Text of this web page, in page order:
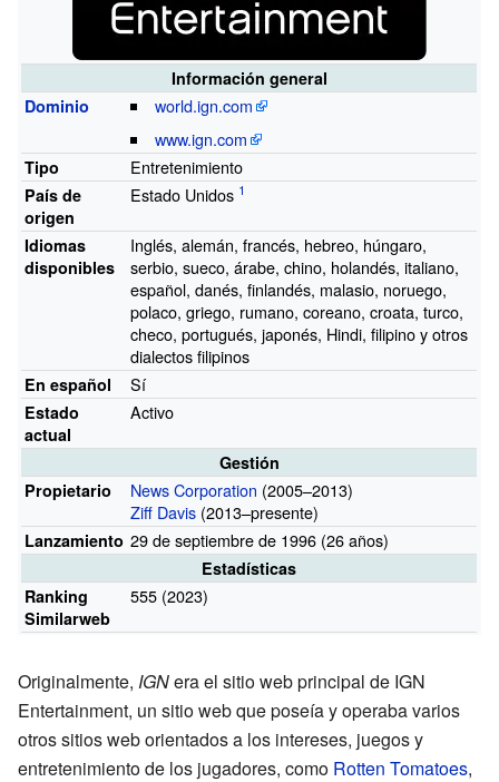
Información general
Dominio
world.ign.com
www.ign.com
Tipo Entretenimiento
País de
origen
Estado Unidos
Idiomas
disponibles
Inglés, alemán, francés, hebreo, húngaro,
serbio, sueco, árabe, chino, holandés, italiano,
español, danés, finlandés, malasio, noruego,
polaco, griego, rumano, coreano, croata, turco,
checo, portugués, japonés, Hindi, filipino y otros
dialectos filipinos
En español Sí
Estado
actual
Activo
Gestión
Propietario
News Corporation (2005–2013)
Ziff Davis (2013–presente)
Lanzamiento 29 de septiembre de 1996 (26años)
Estadísticas
Ranking
Similarweb
555 (2023)
Originalmente, IGNera el sitio web principal de IGN
Entertainment, un sitio web que poseía y operaba varios
otros sitios web orientados a los intereses, juegos y
entretenimiento de los jugadores, como Rotten Tomatoes,